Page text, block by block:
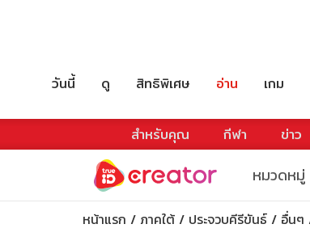
วันนี้ ดู สิทธิพิเศษ อ่าน เกม
สำหรับคุณ กีฬา ข่าว
หมวดหมู่
หน้าแรก ภาคใต้ ประจวบคีรีขันธ์ อื่นๆ